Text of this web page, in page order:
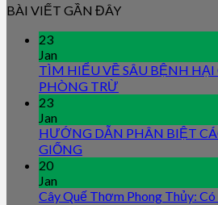
BÀI VIẾT GẦN ĐÂY
23
Jan
TÌM HIỂU VỀ SÂU BỆNH HẠI
PHÒNG TRỪ
23
Jan
HƯỚNG DẪN PHÂN BIỆT
GIỐNG
20
Jan
Cây Quế Thơm Phong Thủy: